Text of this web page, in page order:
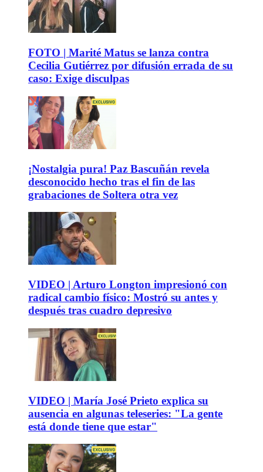
FOTO | Marité Matus se lanza contra
Cecilia Gutiérrez por difusión errada de su
caso: Exige disculpas
¡Nostalgia pura! Paz Bascuñán revela
desconocido hecho tras el fin de las
grabaciones de Soltera otra vez
VIDEO | Arturo Longton impresionó con
radical cambio físico: Mostró su antes y
después tras cuadro depresivo
VIDEO | María José Prieto explica su
ausencia en algunas teleseries: "La gente
está donde tiene que estar"